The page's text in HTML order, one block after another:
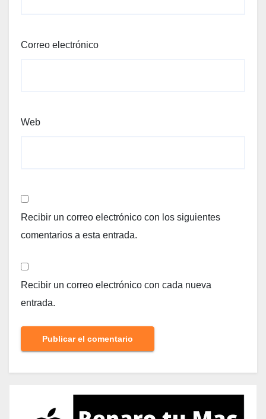
Correo electrónico
Web
Recibir un correo electrónico con los siguientes
comentarios a esta entrada.
Recibir un correo electrónico con cada nueva
entrada.